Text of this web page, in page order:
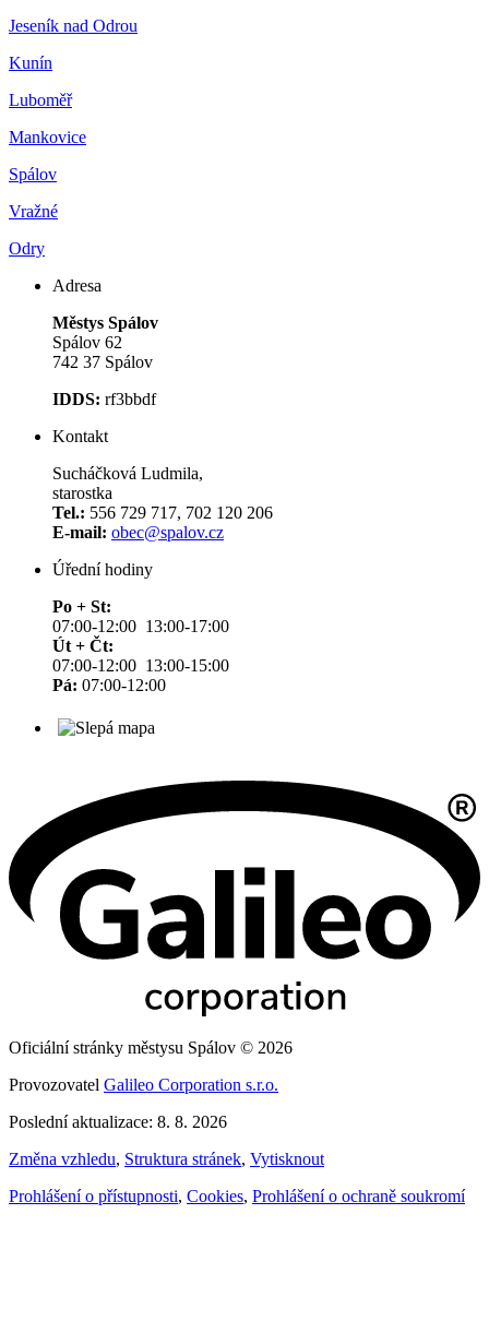
Jeseník nad Odrou
Kunín
Luboměř
Mankovice
Spálov
Vražné
Odry
Adresa
Městys Spálov
Spálov 62
742 37 Spálov
IDDS: rf3bbdf
Kontakt
Sucháčková Ludmila,
starostka
Tel.: 556 729 717, 702 120 206
E-mail: obec@spalov.cz
Úřední hodiny
Po + St:
07:00-12:00 13:00-17:00
Út + Čt:
07:00-12:00 13:00-15:00
Pá: 07:00-12:00
Oficiální stránky městysu Spálov © 2026
Provozovatel Galileo Corporation s.r.o.
Poslední aktualizace: 8. 8. 2026
Změna vzhledu, Struktura stránek, Vytisknout
Prohlášení o přístupnosti, Cookies, Prohlášení o ochraně soukromí